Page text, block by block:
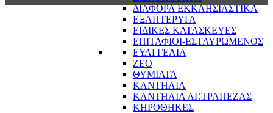
ΔΙΑΦΟΡΑ ΕΚΚΛΗΣΙΑΣΤΙΚΑ
ΕΞΑΠΤΕΡΥΓΑ
ΕΙΔΙΚΕΣ ΚΑΤΑΣΚΕΥΕΣ
ΕΠΙΤΑΦΙΟΙ-ΕΣΤΑΥΡΩΜΕΝΟΣ
ΕΥΑΓΓΕΛΙΑ
ΖΕΟ
ΘΥΜΙΑΤΑ
ΚΑΝΤΗΛΙΑ
ΚΑΝΤΗΛΙΑ ΑΓ.ΤΡΑΠΕΖΑΣ
ΚΗΡΟΘΗΚΕΣ